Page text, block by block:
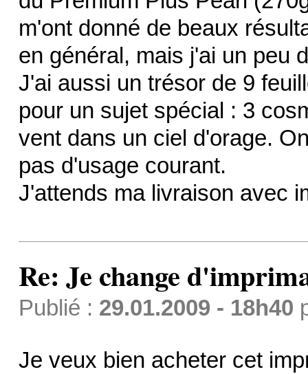
m'ont donné de beaux
en général, mais j'ai un peu
J'ai aussi un trésor de 9
pour un sujet spécial : 3
vent dans un ciel d'orage.
pas d'usage courant.
J'attends ma livraison avec
Re: Je change
Publié : 29.01.2009 - 18h40
Je veux bien acheter cet